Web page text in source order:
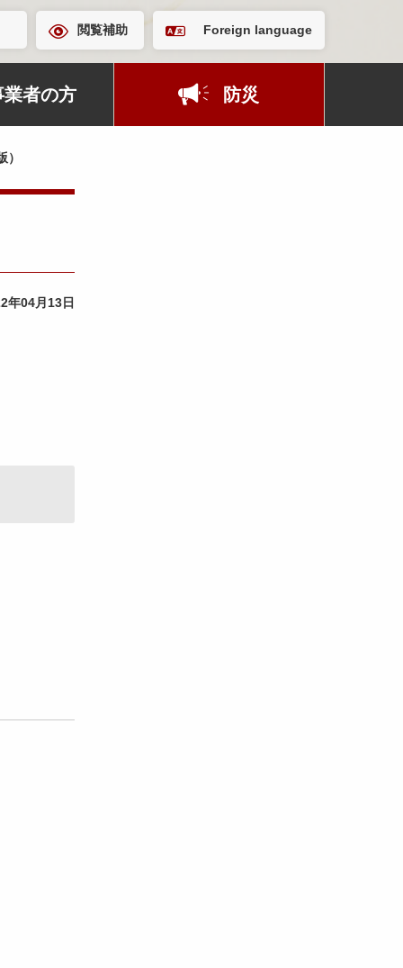
閲覧補助 Foreign language
業者の方 防災
年04月13日